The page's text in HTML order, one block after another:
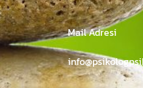
Mail Adresi